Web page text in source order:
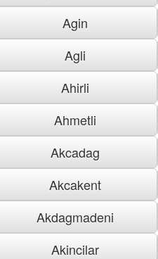
Agin
Agli
Ahirli
Ahmetli
Akcadag
Akcakent
Akdagmadeni
Akincilar